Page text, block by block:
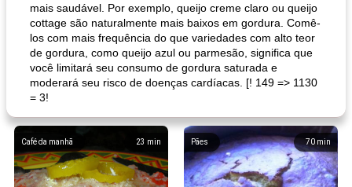
mais saudável. Por exemplo, queijo creme claro ou queijo
cottage são naturalmente mais baixos em gordura. Comê-
los com mais frequência do que variedades com alto teor
de gordura, como queijo azul ou parmesão, significa que
você limitará seu consumo de gordura saturada e
moderará seu risco de doenças cardíacas. [! 149 => 1130
= 3!
23 min
Café da manhã 70 min
Pães